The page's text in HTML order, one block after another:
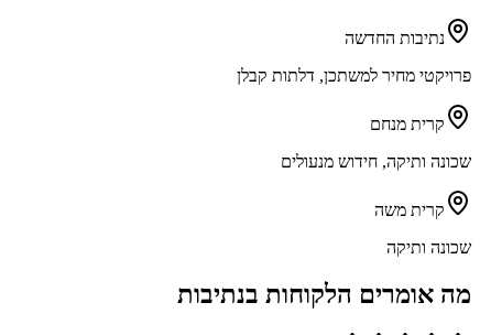
נתיבות החדשה
פרויקטי מחיר למשתכן, דלתות קבלן
קרית מנחם
שכונה ותיקה, חידוש מנעולים
קרית משה
שכונה ותיקה
מה אומרים הלקוחות בנתיבות